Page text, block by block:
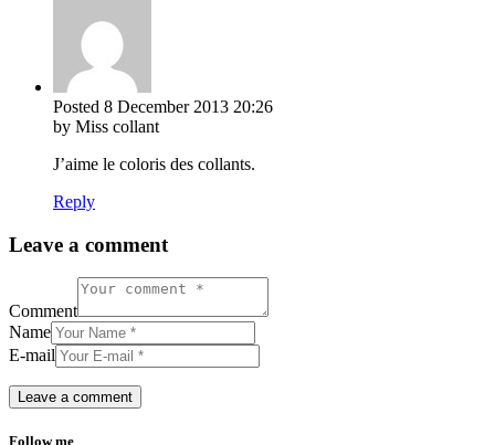
Posted 8 December 2013 20:26
by Miss collant
J’aime le coloris des collants.
Reply
Leave a comment
Comment
Name
E-mail
Follow me